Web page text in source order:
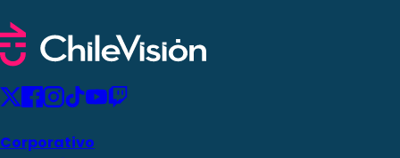
Corporativo